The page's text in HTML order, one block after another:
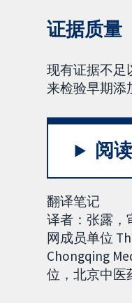
证据质量
现有证据不足
来检验早期添
阅
翻译笔记
译者：张露，
网成员单位
Chongqing
位，北京中医